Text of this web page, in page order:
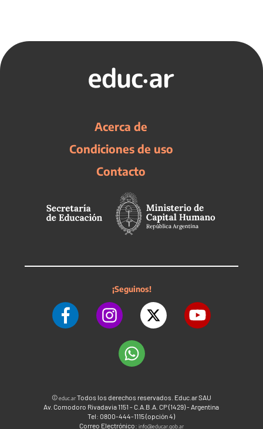
Acerca de
Condiciones de uso
Contacto
¡Seguinos!
©educ.arTodos los derechos reservados. Educ.ar SAU
Av. Comodoro Rivadavia 1151 - C.A.B.A. CP (1429) - Argentina
Tel: 0800-444-1115 (opción 4)
Correo Electrónico: info@educar.gob.ar